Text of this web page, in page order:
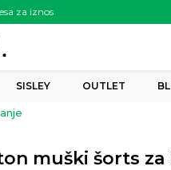
za iznos
SISLEY OUTLET
muški šorts za